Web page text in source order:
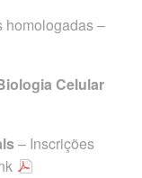
homologadas –
Celular
– Inscrições